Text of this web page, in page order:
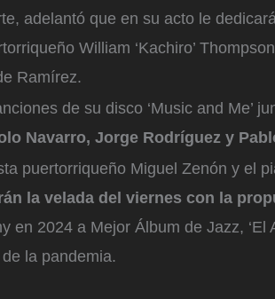
adelantó que en su acto le
William ‘Kachiro’
Ramírez.
de su disco ‘Music and Me’
Navarro, Jorge Rodríguez y
puertorriqueño Miguel Zenón y el
la velada del viernes con la
en 2024 a Mejor Álbum de Jazz, ‘El
la pandemia.